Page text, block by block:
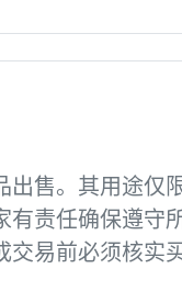
售。其用途仅
责任确保遵守
易前必须核实